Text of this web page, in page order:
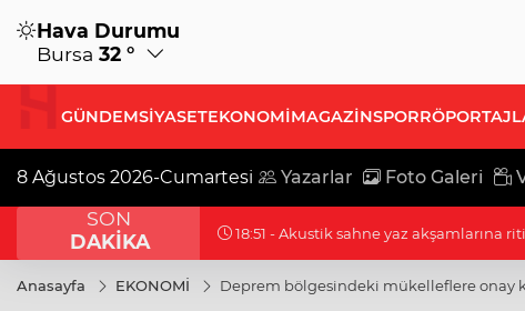
Hava Durumu
Bursa 32 °
GÜNDEMSİYASETEKONOMİMAGAZİNSPOR
8 Ağustos 2026-Cumartesi Yazarlar Foto Galeri
SON
DAKİKA
18:51 - Akustik sahne yaz akşamlarına
Anasayfa EKONOMİ Deprem bölgesindeki mükelleflere onay